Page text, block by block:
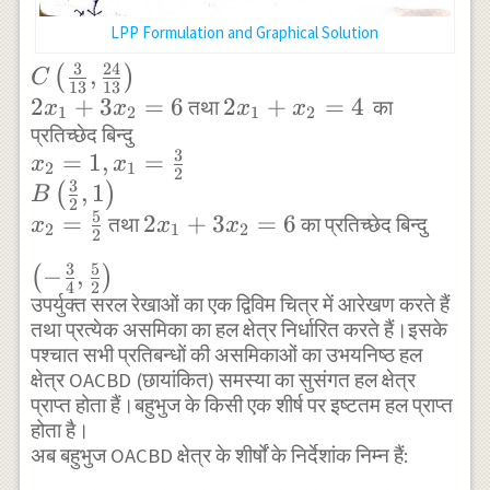
\text { then }
x_{1}=3 \\ (0,2),
(3,0) \\ -
\frac{x_{1}}
{1}+\frac{x_{2}}
{\frac{3}{2}}=1
\\ \text { when }
x_{1}=0 \text {
then } x_{2}=
\frac{3}{2} \\
\text { when }
x_{2}=0 \text {
then } x_{1}=-1
\\ \left(0,
\frac{3}
{2}\right),(-1,0)
\\ \frac{x_{1}}
LPP Formulation and Graphical Solution
C
\left(\frac{3}
{13}
,\frac{24}
{13}\right)
\\ 2 x_{1}+3
C ( 13
3 , 13
24 )
2x1 + 3x2 = 6 तथा2
2x1 + x2 = 4 का
प्रतिच्छेद बिन्दु
x_{2}=1,
x_{1}=\frac{3}
{2} \\
{2}, 1\right)\\
x_{2}=\frac{5}
{2}
x2 = 1, x1 = 2
3
B ( 2
3 , 1)
x2 = 2
5 तथा2
2x1 + 3x2 = 6 का प्रतिच्छेद बिन्दु
\left ( -
\frac{3}
{4},\frac{5}
{2} \right )
(− 4
3, 2
5 )
उपर्युक्त सरल रेखाओं का एक द्विविम चित्र में आरेखण करते हैं
तथा प्रत्येक असमिका का हल क्षेत्र निर्धारित करते हैं।इसके
पश्चात सभी प्रतिबन्धों की असमिकाओं का उभयनिष्ठ हल
क्षेत्र OACBD (छायांकित) समस्या का सुसंगत हल क्षेत्र
प्राप्त होता हैं।बहुभुज के किसी एक शीर्ष पर इष्टतम हल प्राप्त
होता है।
अब बहुभुज OACBD क्षेत्र के शीर्षों के निर्देशांक निम्न हैं: